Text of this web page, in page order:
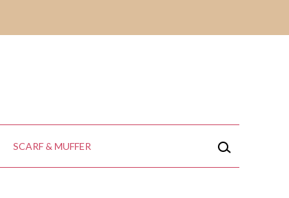
SCARF & MUFFER